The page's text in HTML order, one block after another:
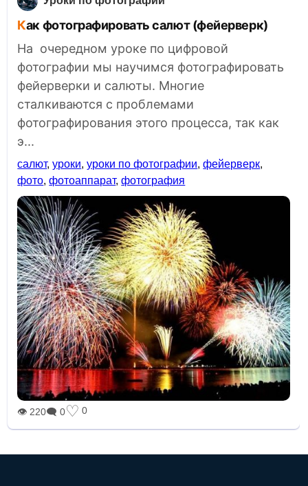
Как фотографировать салют (фейерверк)
На очередном уроке по цифровой
фотографии мы научимся фотографировать
фейерверки и салюты. Многие
сталкиваются с проблемами
фотографирования этого процесса, так как
э...
салют,уроки,уроки по фотографии,фейерверк,
фото,фотоаппарат,фотография
👁 220🗨 0♡ 0